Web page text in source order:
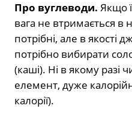
Про вуглеводи. Якщо
вага не втримається в
потрібні, але в якості
потрібно вибирати
(каші). Ні в якому разі
елемент, дуже
калорії).